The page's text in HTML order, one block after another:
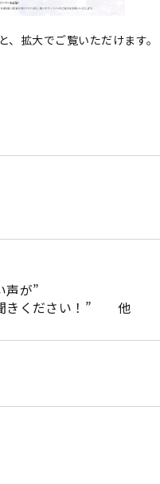
拡大でご覧いただけます。
声が”
聞きください！” 他